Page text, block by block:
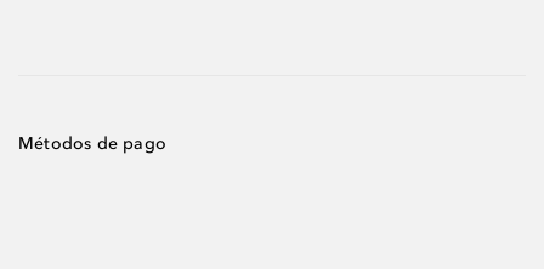
Métodos de pago